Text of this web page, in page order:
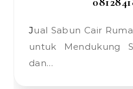
Jual Sabun Cair Rumah Sakit di Indonesia
untuk Mendukung
dan…